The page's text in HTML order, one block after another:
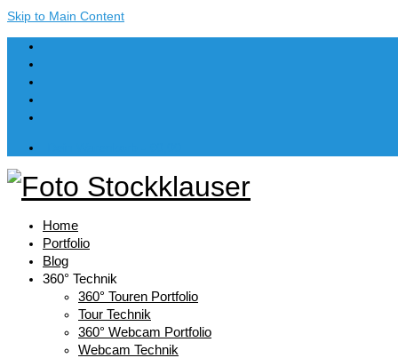
Skip to Main Content
Home
Portfolio
Blog
360° Technik
360° Touren Portfolio
Tour Technik
360° Webcam Portfolio
Webcam Technik